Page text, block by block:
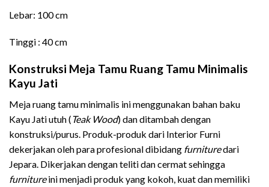
Lebar: 100 cm
Tinggi : 40 cm
Konstruksi Meja Tamu Ruang Tamu Minimalis
Kayu Jati
Meja ruang tamu minimalis ini menggunakan bahan baku
Kayu Jati utuh (Teak Wood) dan ditambah dengan
konstruksi/purus. Produk-produk dari Interior Furni
dekerjakan oleh para profesional dibidang furnituredari
Jepara. Dikerjakan dengan teliti dan cermat sehingga
furnitureini menjadi produk yang kokoh, kuat dan memiliki